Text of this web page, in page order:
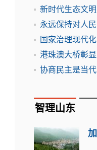
新时代生态文
永远保持对人
国家治理现代
港珠澳大桥彰
协商民主是当
智理山东